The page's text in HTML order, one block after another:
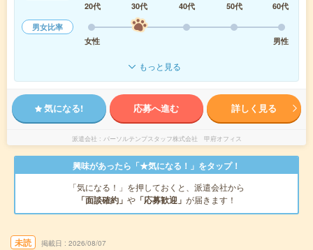
20代
30代 40代 50代
60代
男女比率
女性
男性
もっと見る
気になる! 応募へ進む 詳しく見る
派遣会社 パーソルテンプスタッフ株式会社 甲府オフィス
興味があったら「★気になる！」をタップ！
「気になる！」を押しておくと、派遣会社から
「面談確約」 や 「応募歓迎」 が届きます！
未読 掲載日 2026/08/07